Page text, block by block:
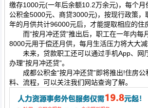
缴存1000元(一年后余额10.2万余元)，每个月
公积金5000元、商贷3000元)，按现行政策，
年的月供共计96000元后，才能提取相应的住
而“按月冲还贷”推出后，职工在一年内每
8000元用于偿还月供，每月生活压力将大大减
未来，贷款职工还可以通过手机App、网
办理“按月冲还贷”。
成都公积金“按月冲还贷”即将推出!住房公
料、流程，可以关注我们网站查询了解。